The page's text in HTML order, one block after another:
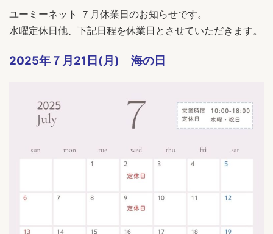
ユーミーネット ７月休業日のお知らせです。
水曜定休日他、下記日程を休業日とさせていただきます。
2025年７月21日(月) 海の日